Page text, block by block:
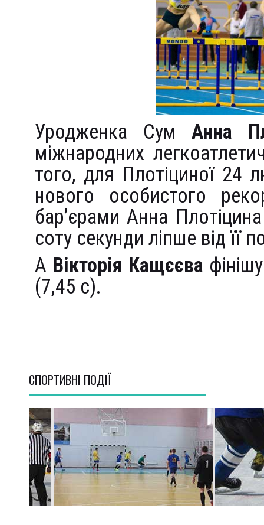
Уродженка СумАнна
міжнародних
того, для Плотіциної 24
нового особистого
бар’єрами Анна
соту секунди ліпше від її
А Вікторія Кащєєва
(7,45 с).
СПОРТИВНI ПОДІЇ